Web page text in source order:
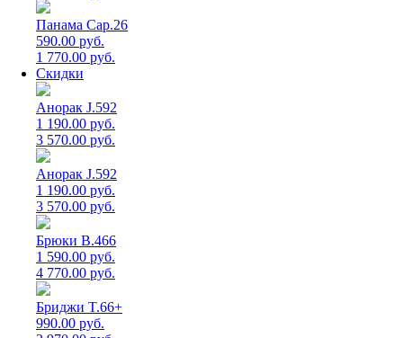
Панама Cap.26
590.00 руб.
1 770.00 руб.
Скидки
Анорак J.592
1 190.00 руб.
3 570.00 руб.
Анорак J.592
1 190.00 руб.
3 570.00 руб.
Брюки B.466
1 590.00 руб.
4 770.00 руб.
Бриджи T.66+
990.00 руб.